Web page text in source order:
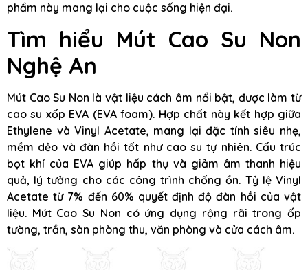
phẩm này mang lại cho cuộc sống hiện đại.
Tìm hiểu Mút Cao Su Non
Nghệ An
Mút Cao Su Non là vật liệu cách âm nổi bật, được làm từ
cao su xốp EVA (EVA foam). Hợp chất này kết hợp giữa
Ethylene và Vinyl Acetate, mang lại đặc tính siêu nhẹ,
mềm dẻo và đàn hồi tốt như cao su tự nhiên. Cấu trúc
bọt khí của EVA giúp hấp thụ và giảm âm thanh hiệu
quả, lý tưởng cho các công trình chống ồn. Tỷ lệ Vinyl
Acetate từ 7% đến 60% quyết định độ đàn hồi của vật
liệu. Mút Cao Su Non có ứng dụng rộng rãi trong ốp
tường, trần, sàn phòng thu, văn phòng và cửa cách âm.